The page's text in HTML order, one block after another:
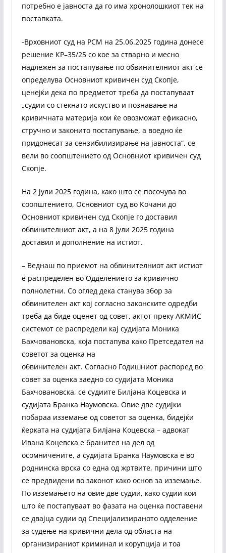
потребно е јавноста да го има хронолошкиот тек на
постапката.
-Врховниот суд на РСМ на 25.06.2025 година донесе
решение КР–35/25 со кое за стварно и месно
надлежен за постапување по обвинителниот акт се
определува Основниот кривичен суд Скопје,
ценејќи дека по предметот треба да постапуваат
„судии со стекнато искуство и познавање на
кривичната материја кои ќе овозможат ефикасно,
стручно и законито постапување, а воедно ќе
придонесат за сензибилизирање на јавноста“, се
вели во соопштението од Основниот кривичен суд
Скопје.
На 2 јули 2025 година, како што се посочува во
соопштението, Основниот суд во Кочани до
Основниот кривичен суд Скопје го доставил
обвинителниот акт, а на 8 јули 2025 година
доставил и дополнение на истиот.
– Веднаш по приемот на обвинителниот акт истиот
е распределен во Одделението за кривично
полнолетни. Со оглед дека станува збор за
обвинителен акт кој согласно законските одредби
треба да биде оценет од совет, актот преку АКМИС
системот се распредели кај судијата Моника
Бахчовановска, која постапува како Претседател на
советот за оценка на
обвинителен акт. Согласно Годишниот распоред во
совет за оценка заедно со судијата Моника
Бахчовановска, се судиите Билјана Коцевска и
судијата Бранка Наумовска. Овие две судијки
побараа изземање од советот за оценка, бидејќи
ќерката на судијата Билјана Коцевска – адвокат
Ивана Коцевска е бранител на дел од
осомничените, а судијата Бранка Наумовска е во
роднинска врска со една од жртвите, причини што
се предвидени во законот како основ за изземање.
По изземањето на овие две судии, како судии кои
што ќе постапуваат во фазата на оценка поставени
се двајца судии од Специјализираното одделение
за судење на кривични дела од областа на
организираниот криминал и корупција и тоа